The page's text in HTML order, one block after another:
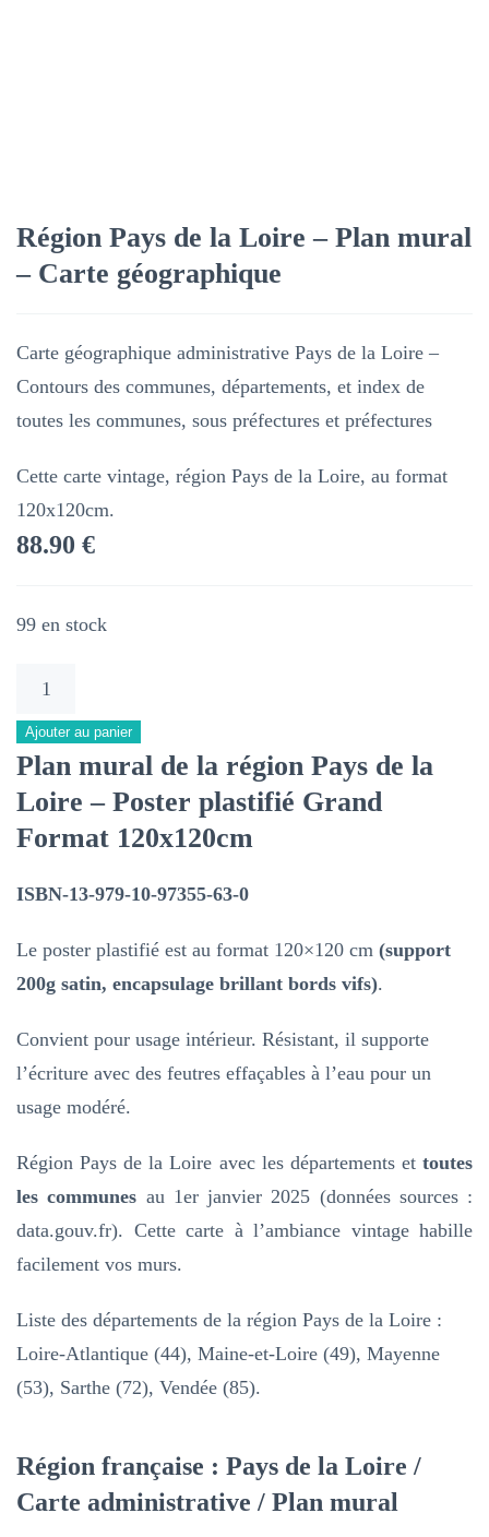
Région Pays de la Loire – Plan mural
– Carte géographique
Carte géographique administrative Pays de la Loire –
Contours des communes, départements, et index de
toutes les communes, sous préfectures et préfectures
Cette carte vintage, région Pays de la Loire, au format
120x120cm.
88.90 €
99 en stock
quantité
Région
Pays
de
la
Loire
Plan
mural
Carte
géographique
Ajouter au panier
Plan mural de la région Pays de la
Loire – Poster plastifié Grand
Format 120x120cm
ISBN-13-979-10-97355-63-0
Le poster plastifié est au format 120×120 cm (support
200g satin, encapsulage brillant bords vifs).
Convient pour usage intérieur. Résistant, il supporte
l’écriture avec des feutres effaçables à l’eau pour un
usage modéré.
Région Pays de la Loire avec les départements et toutes
les communes au 1er janvier 2025 (données sources :
data.gouv.fr). Cette carte à l’ambiance vintage habille
facilement vos murs.
Liste des départements de la région Pays de la Loire :
Loire-Atlantique (44), Maine-et-Loire (49), Mayenne
(53), Sarthe (72), Vendée (85).
Région française : Pays de la Loire /
Carte administrative / Plan mural